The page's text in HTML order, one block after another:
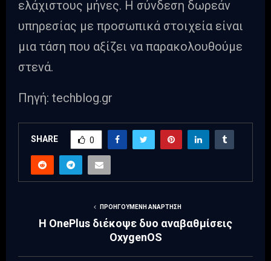
ελάχιστους μήνες. Η σύνδεση δωρεάν
υπηρεσίας με προσωπικά στοιχεία είναι
μια τάση που αξίζει να παρακολουθούμε
στενά.
Πηγή: techblog.gr
SHARE 0
ΠΡΟΗΓΟΎΜΕΝΗ ΑΝΆΡΤΗΣΗ
Η OnePlus διέκοψε δυο αναβαθμίσεις
OxygenOS